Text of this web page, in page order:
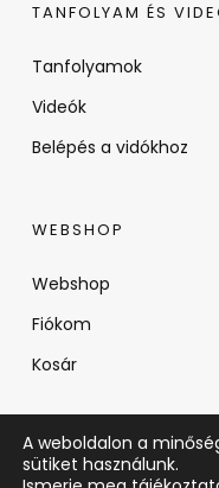
TANFOLYAM ÉS
Tanfolyamok
Videók
Belépés a vidókhoz
WEBSHOP
Webshop
Fiókom
Kosár
A weboldalon a
sütiket használunk.